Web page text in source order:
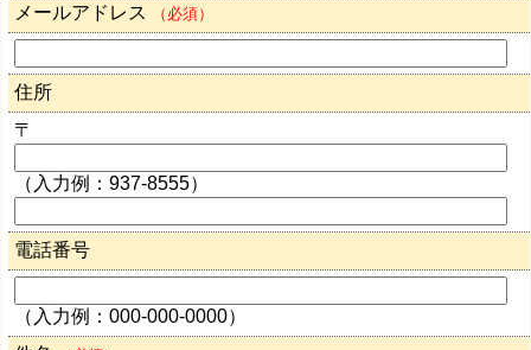
メールアドレス （必須）
住所
〒
（入力例：937-8555）
電話番号
（入力例：000-000-0000）